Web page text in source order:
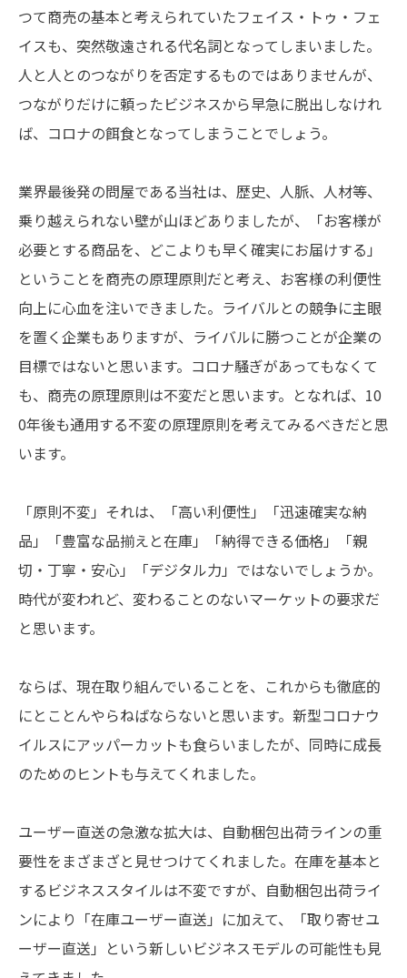
つて商売の基本と考えられていたフェイス・トゥ・フェ
イスも、突然敬遠される代名詞となってしまいました。
人と人とのつながりを否定するものではありませんが、
つながりだけに頼ったビジネスから早急に脱出しなけれ
ば、コロナの餌食となってしまうことでしょう。
業界最後発の問屋である当社は、歴史、人脈、人材等、
乗り越えられない壁が山ほどありましたが、「お客様が
必要とする商品を、どこよりも早く確実にお届けする」
ということを商売の原理原則だと考え、お客様の利便性
向上に心血を注いできました。ライバルとの競争に主眼
を置く企業もありますが、ライバルに勝つことが企業の
目標ではないと思います。コロナ騒ぎがあってもなくて
も、商売の原理原則は不変だと思います。となれば、10
0年後も通用する不変の原理原則を考えてみるべきだと思
います。
「原則不変」それは、「高い利便性」「迅速確実な納
品」「豊富な品揃えと在庫」「納得できる価格」「親
切・丁寧・安心」「デジタル力」ではないでしょうか。
時代が変われど、変わることのないマーケットの要求だ
と思います。
ならば、現在取り組んでいることを、これからも徹底的
にとことんやらねばならないと思います。新型コロナウ
イルスにアッパーカットも食らいましたが、同時に成長
のためのヒントも与えてくれました。
ユーザー直送の急激な拡大は、自動梱包出荷ラインの重
要性をまざまざと見せつけてくれました。在庫を基本と
するビジネススタイルは不変ですが、自動梱包出荷ライ
ンにより「在庫ユーザー直送」に加えて、「取り寄せユ
ーザー直送」という新しいビジネスモデルの可能性も見